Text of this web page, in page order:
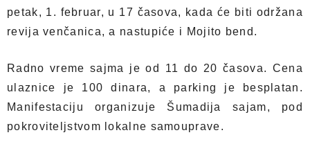
petak, 1. februar, u 17 časova, kada će biti održana
revija venčanica, a nastupiće i Mojito bend.
Radno vreme sajma je od 11 do 20 časova. Cena
ulaznice je 100 dinara, a parking je besplatan.
Manifestaciju organizuje Šumadija sajam, pod
pokroviteljstvom lokalne samouprave.